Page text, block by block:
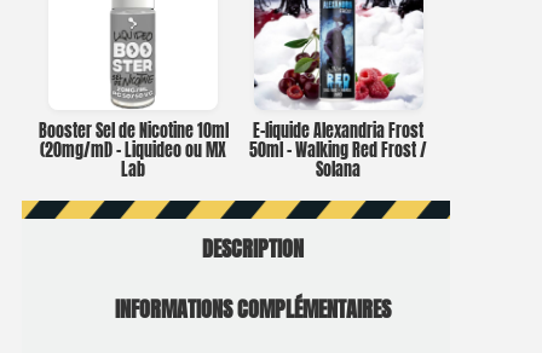
Booster Sel de Nicotine 10ml
(20mg/ml) – Liquideo ou MX
Lab
E-liquide Alexandria Frost
50ml – Walking Red Frost /
Solana
DESCRIPTION
INFORMATIONS COMPLÉMENTAIRES